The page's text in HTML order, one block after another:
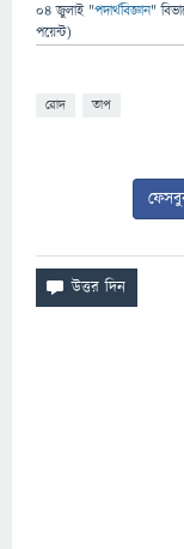
04 জুলাই "পদার্থবিজ্ঞান"
পয়েন্ট)
রোদ তাপ